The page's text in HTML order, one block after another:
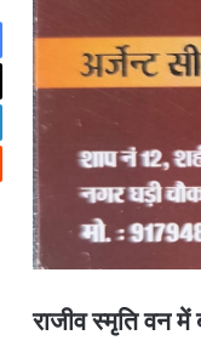
राजीव स्मृति वन में